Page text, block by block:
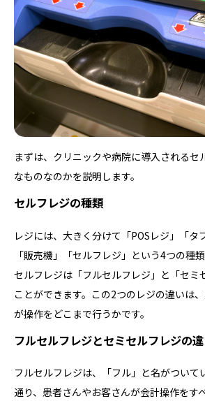
まずは、クリニックや病院に導入されるセ
なものなのかを説明します。
セルフレジの種類
レジには、大きく分けて「POSレジ」「タ
「販売機」「セルフレジ」という4つの種
セルフレジは「フルセルフレジ」と「セミ
ことができます。この2つのレジの違いは
が操作をどこまで行うかです。
フルセルフレジとセミセルフレジの
フルセルフレジは、「フル」と名がついて
通り、患者さんやお客さんが会計操作をす